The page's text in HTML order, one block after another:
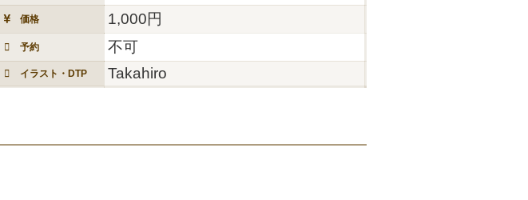
価格 1,000円
予約 不可
イラスト・DTP Takahiro